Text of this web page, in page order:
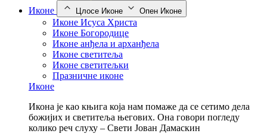
Иконе
Цлосе Иконе Опен Иконе
Иконе Исуса Христа
Иконе Богородице
Иконе анђела и арханђела
Иконе светитеља
Иконе светитељки
Празничне иконе
Иконе
Икона је као књига која нам помаже да се сетимо дела
божијих и светитеља његових. Она говори погледу
колико реч слуху – Свети Јован Дамаскин